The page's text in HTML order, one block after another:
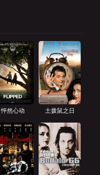
怦然心动 土拨鼠之日